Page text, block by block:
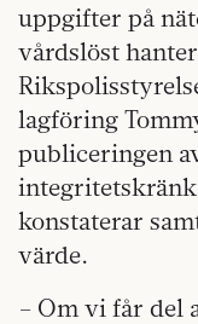
uppgifter på
vårdslöst
lagföring
publiceringen
konstaterar
värde.
– Om vi får del